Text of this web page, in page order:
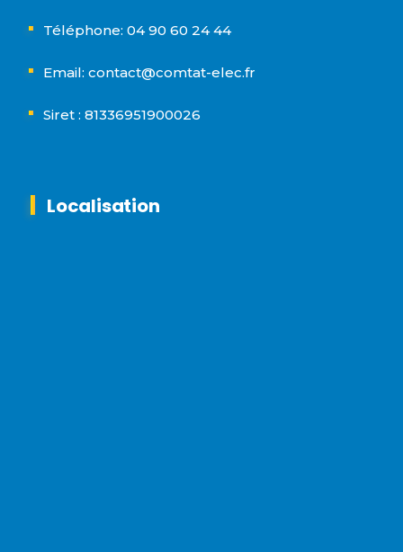
Téléphone: 04 90 60 24 44
Email: contact@comtat-elec.fr
Siret : 81336951900026
Localisation